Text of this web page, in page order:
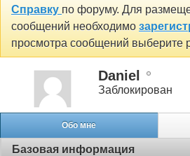
Справку по форуму. Для
сообщений необходимо
просмотра сообщений выберите
Daniel
Заблокирован
Обо мне
Базовая информация